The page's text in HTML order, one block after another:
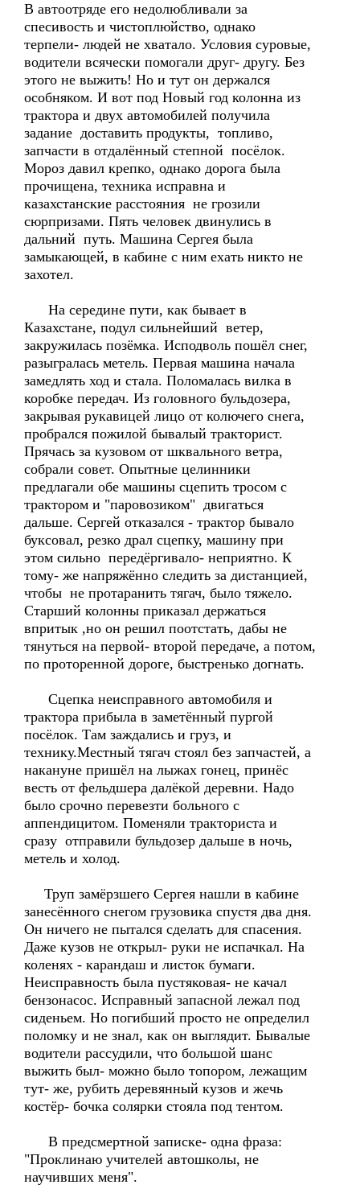
В автоотряде его недолюбливали за
спесивость и чистоплюйство, однако
терпели- людей не хватало. Условия суровые,
водители всячески помогали друг- другу. Без
этого не выжить! Но и тут он держался
особняком. И вот под Новый год колонна из
трактора и двух автомобилей получила
задание доставить продукты, топливо,
запчасти в отдалённый степной посёлок.
Мороз давил крепко, однако дорога была
прочищена, техника исправна и
казахстанские расстояния не грозили
сюрпризами. Пять человек двинулись в
дальний путь. Машина Сергея была
замыкающей, в кабине с ним ехать никто не
захотел.
На середине пути, как бывает в
Казахстане, подул сильнейший ветер,
закружилась позёмка. Исподволь пошёл снег,
разыгралась метель. Первая машина начала
замедлять ход и стала. Поломалась вилка в
коробке передач. Из головного бульдозера,
закрывая рукавицей лицо от колючего снега,
пробрался пожилой бывалый тракторист.
Прячась за кузовом от шквального ветра,
собрали совет. Опытные целинники
предлагали обе машины сцепить тросом с
трактором и "паровозиком" двигаться
дальше. Сергей отказался - трактор бывало
буксовал, резко драл сцепку, машину при
этом сильно передёргивало- неприятно. К
тому- же напряжённо следить за дистанцией,
чтобы не протаранить тягач, было тяжело.
Старший колонны приказал держаться
впритык ,но он решил поотстать, дабы не
тянуться на первой- второй передаче, а потом,
по проторенной дороге, быстренько догнать.
Сцепка неисправного автомобиля и
трактора прибыла в заметённый пургой
посёлок. Там заждались и груз, и
технику.Местный тягач стоял без запчастей, а
накануне пришёл на лыжах гонец, принёс
весть от фельдшера далёкой деревни. Надо
было срочно перевезти больного с
аппендицитом. Поменяли тракториста и
сразу отправили бульдозер дальше в ночь,
метель и холод.
Труп замёрзшего Сергея нашли в кабине
занесённого снегом грузовика спустя два дня.
Он ничего не пытался сделать для спасения.
Даже кузов не открыл- руки не испачкал. На
коленях - карандаш и листок бумаги.
Неисправность была пустяковая- не качал
бензонасос. Исправный запасной лежал под
сиденьем. Но погибший просто не определил
поломку и не знал, как он выглядит. Бывалые
водители рассудили, что большой шанс
выжить был- можно было топором, лежащим
тут- же, рубить деревянный кузов и жечь
костёр- бочка солярки стояла под тентом.
В предсмертной записке- одна фраза:
"Проклинаю учителей автошколы, не
научивших меня".